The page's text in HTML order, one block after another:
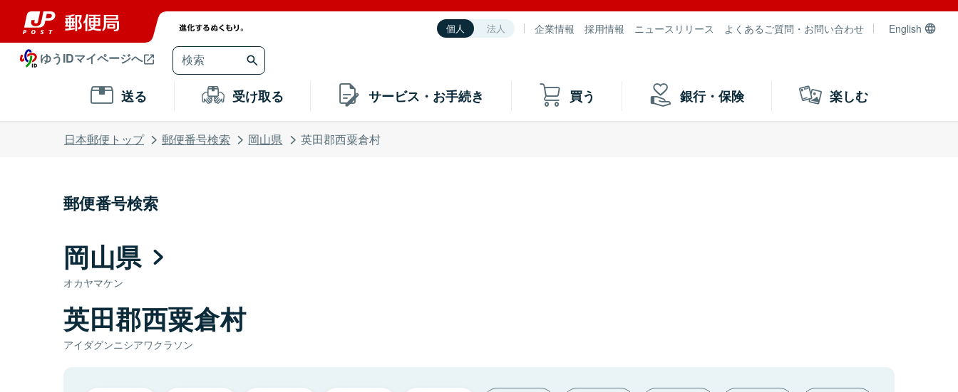
個人 法人 企業情報 採用情報 ニュースリリース よくあるご質問・お問い合わせ English
ゆうIDマイページへ
送る 受け取る サービス・お手続き 買う 銀行・保険 楽しむ
日本郵便トップ 郵便番号検索 岡山県 英田郡西粟倉村
郵便番号検索
岡山県
オカヤマケン
英田郡西粟倉村
アイダグンニシアワクラソン